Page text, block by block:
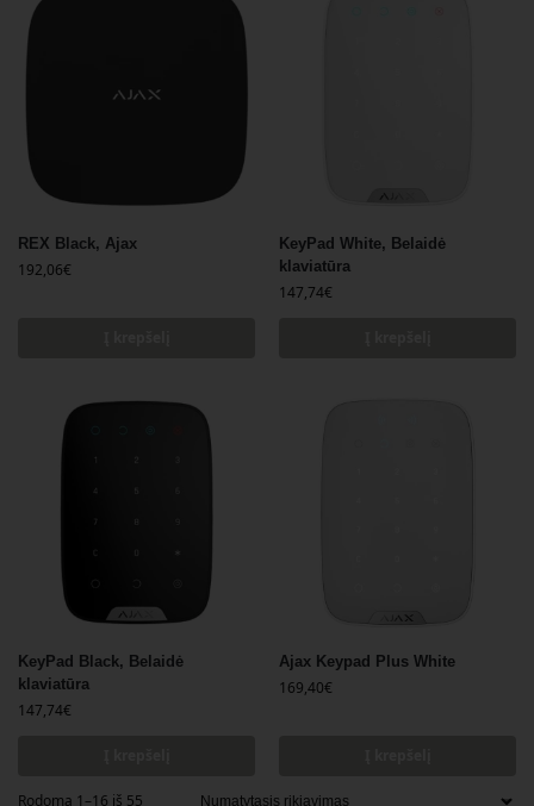
REX Black, Ajax
192,06€
KeyPad White, Belaidė
klaviatūra
147,74€
KeyPad Black, Belaidė
klaviatūra
147,74€
Ajax Keypad Plus White
169,40€
Rodoma 1–16 iš 55